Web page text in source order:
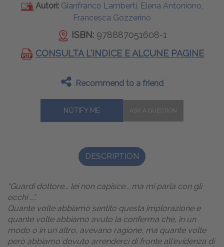
Autori: Gianfranco Lamberti, Elena Antoniono,
Francesca Gozzerino
ISBN: 978887051608-1
CONSULTA L'INDICE E ALCUNE PAGINE
Recommend to a friend
NOTIFY ME
DESCRIPTION
“Guardi dottore... lei non capisce... ma mi parla con gli
occhi ...”.
Quante volte abbiamo sentito questa implorazione e
quante volte abbiamo avuto la conferma che, in un
modo o in un altro, avevano ragione, ma quante volte
però abbiamo dovuto arrenderci di fronte all'evidenza di